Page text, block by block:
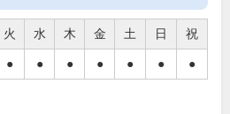
火 水 木 金 土 日 祝
● ● ● ● ● ● ●